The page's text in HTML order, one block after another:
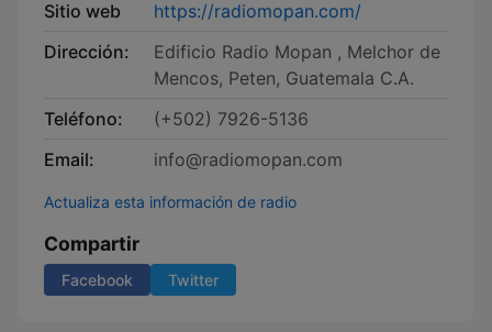
Sitio web
https://radiomopan.com/
Dirección:
Edificio Radio Mopan , Melchor de
Mencos, Peten, Guatemala C.A.
Teléfono:
(+502) 7926-5136
Email:
info@radiomopan.com
Actualiza esta información de radio
Compartir
Facebook Twitter